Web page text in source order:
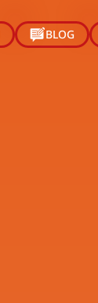
BLOG